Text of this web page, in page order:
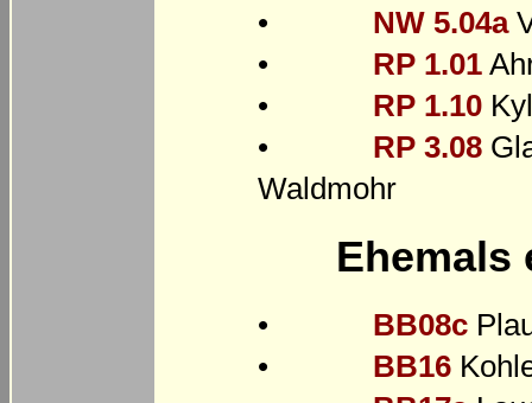
•
NW 5.04a
•
RP 1.01
•
RP 1.10
•
RP 3.08
Waldmohr
Ehemals
• BB08c
•
BB16